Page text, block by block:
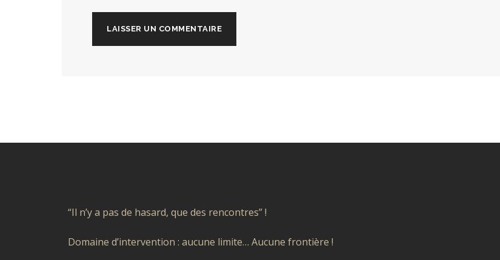
“Il n’y a pas de hasard, que des rencontres” !
Domaine d’intervention : aucune limite… Aucune frontière !